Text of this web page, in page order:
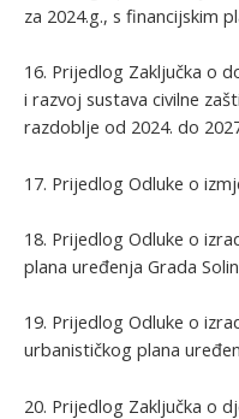
za 2024.g., s financijskim
16. Prijedlog Zaključka o
i razvoj sustava civilne
razdoblje od 2024. do
17. Prijedlog Odluke o
18. Prijedlog Odluke o
plana uređenja Grada
19. Prijedlog Odluke o
urbanističkog plana
20. Prijedlog Zaključka o